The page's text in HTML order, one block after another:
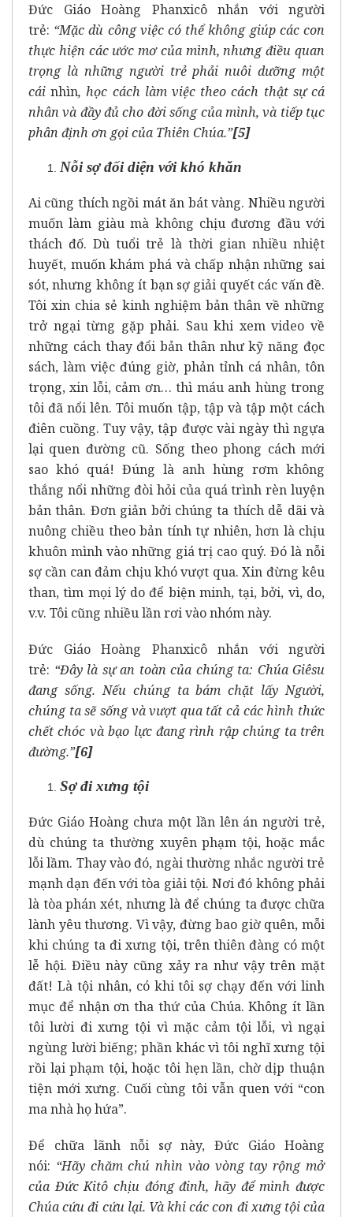
Đức Giáo Hoàng Phanxicô nhắn với người
trẻ: “Mặc dù công việc có thể không giúp các con
thực hiện các ước mơ của mình, nhưng điều quan
trọng là những người trẻ phải nuôi dưỡng một
cáinhìn, học cách làm việc theo cách thật sự cá
nhân và đầy đủ cho đời sống của mình, và tiếp tục
phân định ơn gọi của Thiên Chúa.”[5]
Nỗi sợ đối diện với khó khăn
Ai cũng thích ngồi mát ăn bát vàng. Nhiều người
muốn làm giàu mà không chịu đương đầu với
thách đố. Dù tuổi trẻ là thời gian nhiều nhiệt
huyết, muốn khám phá và chấp nhận những sai
sót, nhưng không ít bạn sợ giải quyết các vấn đề.
Tôi xin chia sẻ kinh nghiệm bản thân về những
trở ngại từng gặp phải. Sau khi xem video về
những cách thay đổi bản thân như kỹ năng đọc
sách, làm việc đúng giờ, phản tỉnh cá nhân, tôn
trọng, xin lỗi, cảm ơn… thì máu anh hùng trong
tôi đã nổi lên. Tôi muốn tập, tập và tập một cách
điên cuồng. Tuy vậy, tập được vài ngày thì ngựa
lại quen đường cũ. Sống theo phong cách mới
sao khó quá! Đúng là anh hùng rơm không
thắng nổi những đòi hỏi của quá trình rèn luyện
bản thân. Đơn giản bởi chúng ta thích dễ dãi và
nuông chiều theo bản tính tự nhiên, hơn là chịu
khuôn mình vào những giá trị cao quý. Đó là nỗi
sợ cần can đảm chịu khó vượt qua. Xin đừng kêu
than, tìm mọi lý do để biện minh, tại, bởi, vì, do,
v.v. Tôi cũng nhiều lần rơi vào nhóm này.
Đức Giáo Hoàng Phanxicô nhắn với người
trẻ: “Đây là sự an toàn của chúng ta: Chúa Giêsu
đang sống. Nếu chúng ta bám chặt lấy Người,
chúng ta sẽ sống và vượt qua tất cả các hình thức
chết chóc và bạo lực đang rình rập chúng ta trên
đường.”[6]
Sợ đi xưng tội
Đức Giáo Hoàng chưa một lần lên án người trẻ,
dù chúng ta thường xuyên phạm tội, hoặc mắc
lỗi lầm. Thay vào đó, ngài thường nhắc người trẻ
mạnh dạn đến với tòa giải tội. Nơi đó không phải
là tòa phán xét, nhưng là để chúng ta được chữa
lành yêu thương. Vì vậy, đừng bao giờ quên, mỗi
khi chúng ta đi xưng tội, trên thiên đàng có một
lễ hội. Điều này cũng xảy ra như vậy trên mặt
đất! Là tội nhân, có khi tôi sợ chạy đến với linh
mục để nhận ơn tha thứ của Chúa. Không ít lần
tôi lười đi xưng tội vì mặc cảm tội lỗi, vì ngại
ngùng lười biếng; phần khác vì tôi nghĩ xưng tội
rồi lại phạm tội, hoặc tôi hẹn lần, chờ dịp thuận
tiện mới xưng. Cuối cùng tôi vẫn quen với “con
ma nhà họ hứa”.
Để chữa lãnh nỗi sợ này, Đức Giáo Hoàng
nói: “Hãy chăm chú nhìn vào vòng tay rộng mở
của Đức Kitô chịu đóng đinh, hãy để mình được
Chúa cứu đi cứu lại. Và khi các con đi xưng tội của